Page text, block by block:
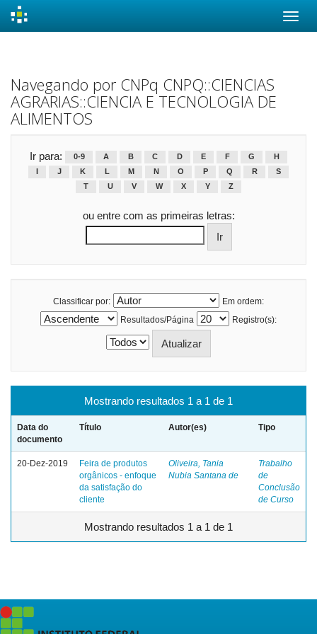
Navegando por CNPq CNPQ::CIENCIAS
AGRARIAS::CIENCIA E TECNOLOGIA DE
ALIMENTOS
Ir para: 0-9 A B C D E F G
H
J K L M N O P Q R
S
T
U V W X Y Z
ou entre com as primeiras letras:
Classificar por:
Em ordem:
Resultados/Página
Registro(s):
Mostrando resultados 1 a 1 de 1
Data do
documento
Título Autor(es) Tipo
20-Dez-2019
Feira de produtos
orgânicos - enfoque
da satisfação do
cliente
Oliveira, Tania
Nubia Santana de
Trabalho
de
Conclusão
de Curso
Mostrando resultados 1 a 1 de 1